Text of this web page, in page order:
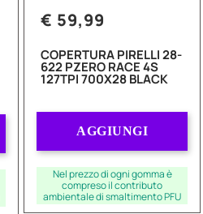
€ 59,99
COPERTURA PIRELLI 28-
622 PZERO RACE 4S
127TPI 700X28 BLACK
AGGIUNGI
Nel prezzo di ogni gomma è
compreso il contributo
ambientale di smaltimento PFU